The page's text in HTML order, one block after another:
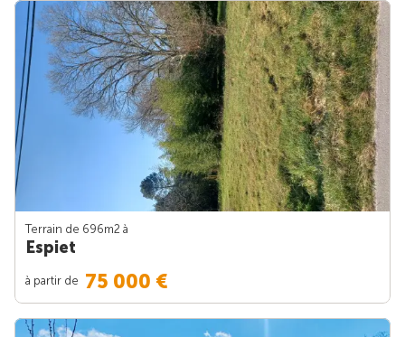
Terrain de 696m2 à
Espiet
à partir de 75 000 €